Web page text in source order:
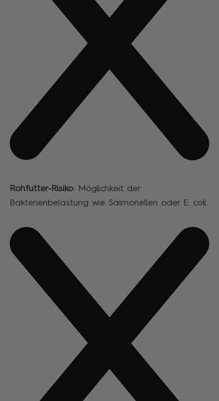
Rohfutter-Risiko: Möglichkeit der
Bakterienbelastung wie Salmonellen oder E. coli.